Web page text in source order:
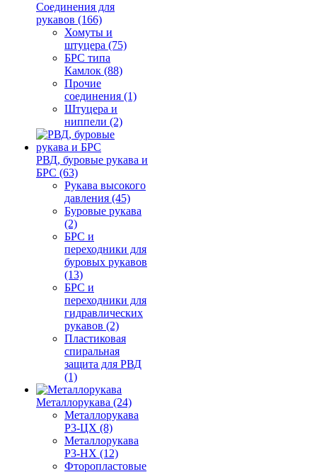
Соединения для
рукавов (166)
Хомуты и
штуцера (75)
БРС типа
Камлок (88)
Прочие
соединения (1)
Штуцера и
ниппели (2)
РВД, буровые рукава и
БРС (63)
Рукава высокого
давления (45)
Буровые рукава
(2)
БРС и
переходники для
буровых рукавов
(13)
БРС и
переходники для
гидравлических
рукавов (2)
Пластиковая
спиральная
защита для РВД
(1)
Металлорукава (24)
Металлорукава
Р3-ЦХ (8)
Металлорукава
Р3-НХ (12)
Фторопластовые